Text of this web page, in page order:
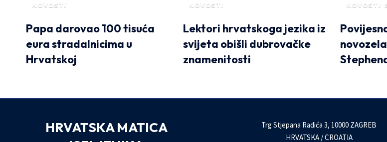
NOVOSTI
Papa darovao 100 tisuća
eura stradalnicima u
Hrvatskoj
NOVOSTI
Lektori hrvatskoga jezika iz
svijeta obišli dubrovačke
znamenitosti
NOVOSTI
HRVATSKA MATICA
Trg Stjepana Radića 3, 10000 ZAGREB
HRVATSKA / CROATIA